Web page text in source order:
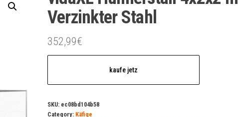
Verzinkter Stahl
352,99€
kaufe jetz
SKU: ec08bd104b58
Category: Käfige